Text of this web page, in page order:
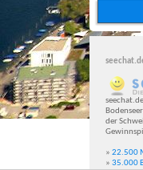
der
» 22.500
» 35.000